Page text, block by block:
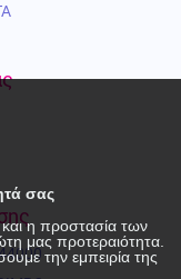
σας
η προστασία των
μας προτεραιότητα.
την εμπειρία της